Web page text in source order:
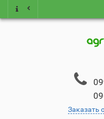
Заказать